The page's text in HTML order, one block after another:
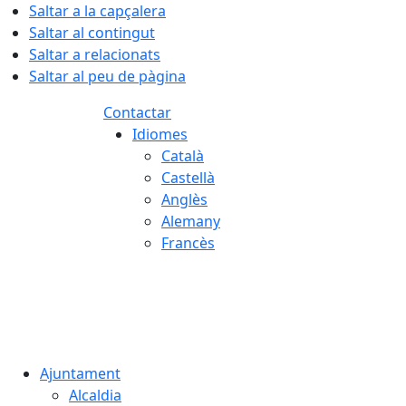
Saltar a la capçalera
Saltar al contingut
Saltar a relacionats
Saltar al peu de pàgina
Contactar
Idiomes
Català
Castellà
Anglès
Alemany
Francès
Ajuntament
Alcaldia